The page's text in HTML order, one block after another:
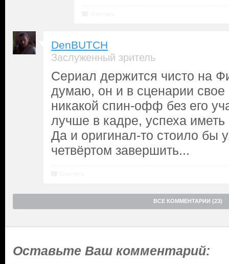
DenBUTCH
Заслуженный зритель
Сериал держится чисто на
думаю, он и в сценарии
никакой спин-офф без его
лучше в кадре, успеха иметь
Да и оригинал-то стоило бы
четвёртом завершить...
ВСЕ КОММЕНТАРИИ (23)
Оставьте Ваш комментарий: